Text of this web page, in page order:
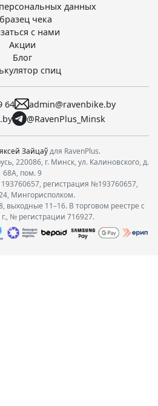
данных
чека
с нами
Акции
Блог
спиц
64
admin@ravenbike.by
@RavenPlus_Minsk
Зайцаўдля RavenPlus.
220086, г. Минск, ул. Калиновского, д.
68А, пом. 9
регистрация №193760657,
Мингорисполком.
выходные 11–16. В торговом реестре с
№ регистрации 716927.